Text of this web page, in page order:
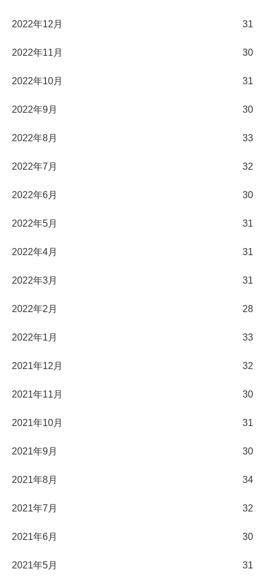
2022年12月 31
2022年11月 30
2022年10月 31
2022年9月 30
2022年8月 33
2022年7月 32
2022年6月 30
2022年5月 31
2022年4月 31
2022年3月 31
2022年2月 28
2022年1月 33
2021年12月 32
2021年11月 30
2021年10月 31
2021年9月 30
2021年8月 34
2021年7月 32
2021年6月 30
2021年5月 31